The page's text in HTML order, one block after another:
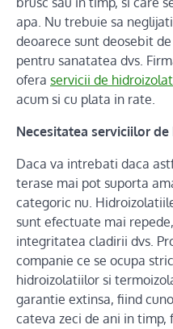
apa. Nu trebuie sa
deoarece sunt deosebit
pentru sanatatea dvs.
ofera servicii de
acum si cu plata in rate.
Necesitatea serviciilor
Daca va intrebati daca
terase mai pot suporta
categoric nu.
sunt efectuate mai
integritatea cladirii dvs.
companie ce se ocupa
hidroizolatiilor si
garantie extinsa, fiind
cateva zeci de ani in timp,